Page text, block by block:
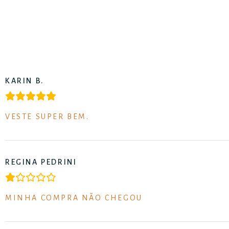
KARIN B.
VESTE SUPER BEM.
REGINA PEDRINI
MINHA COMPRA NÃO CHEGOU